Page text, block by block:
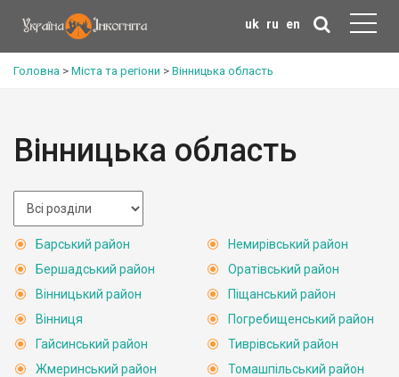
uk ru en
Головна > Міста та регіони > Вінницька область
Вінницька область
Барський район
Бершадський район
Вінницький район
Вінниця
Гайсинський район
Жмеринський район
Немирівський район
Оратівський район
Піщанський район
Погребищенський район
Тиврівський район
Томашпільський район